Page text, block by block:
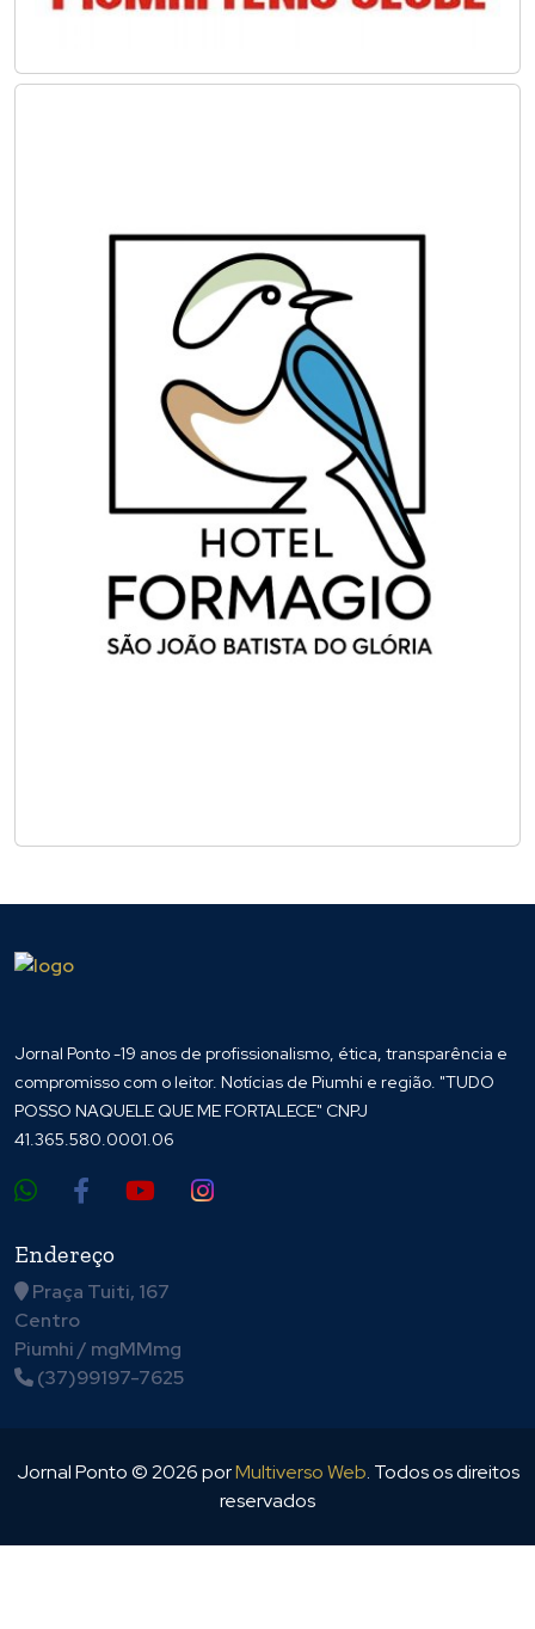
Jornal Ponto -19 anos de profissionalismo, ética, transparência e
compromisso com o leitor. Notícias de Piumhi e região. "TUDO
POSSO NAQUELE QUE ME FORTALECE" CNPJ
41.365.580.0001.06
Endereço
Praça Tuiti, 167
Centro
Piumhi / mgMMmg
(37)99197-7625
Jornal Ponto ©2026porMultiverso Web. Todos os direitos
reservados